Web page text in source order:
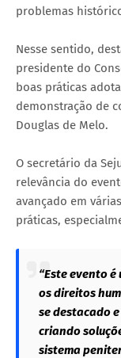
problemas
Nesse sentido,
presidente do
boas práticas
demonstração de
Douglas de Melo.
O secretário da
relevância do
avançado em
práticas,
“Este evento
os direitos
se destacado
criando
sistema